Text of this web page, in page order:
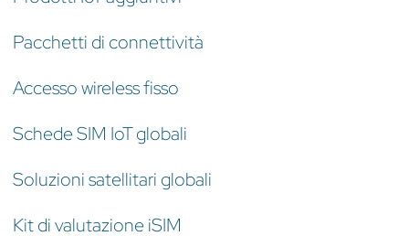
Pacchetti di connettività
Accesso wireless fisso
Schede SIM IoT globali
Soluzioni satellitari globali
Kit di valutazione iSIM